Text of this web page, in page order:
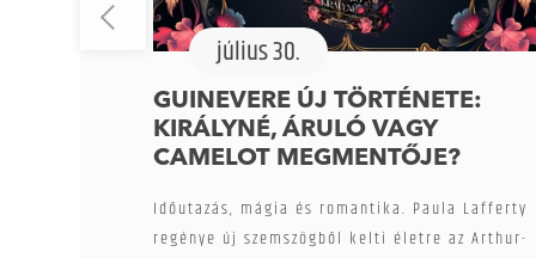
július 30.
GUINEVERE ÚJ TÖRTÉNETE:
KIRÁLYNÉ, ÁRULÓ VAGY
CAMELOT MEGMENTŐJE?
Időutazás, mágia és romantika. Paula Lafferty
regénye új szemszögből kelti életre az Arthur-